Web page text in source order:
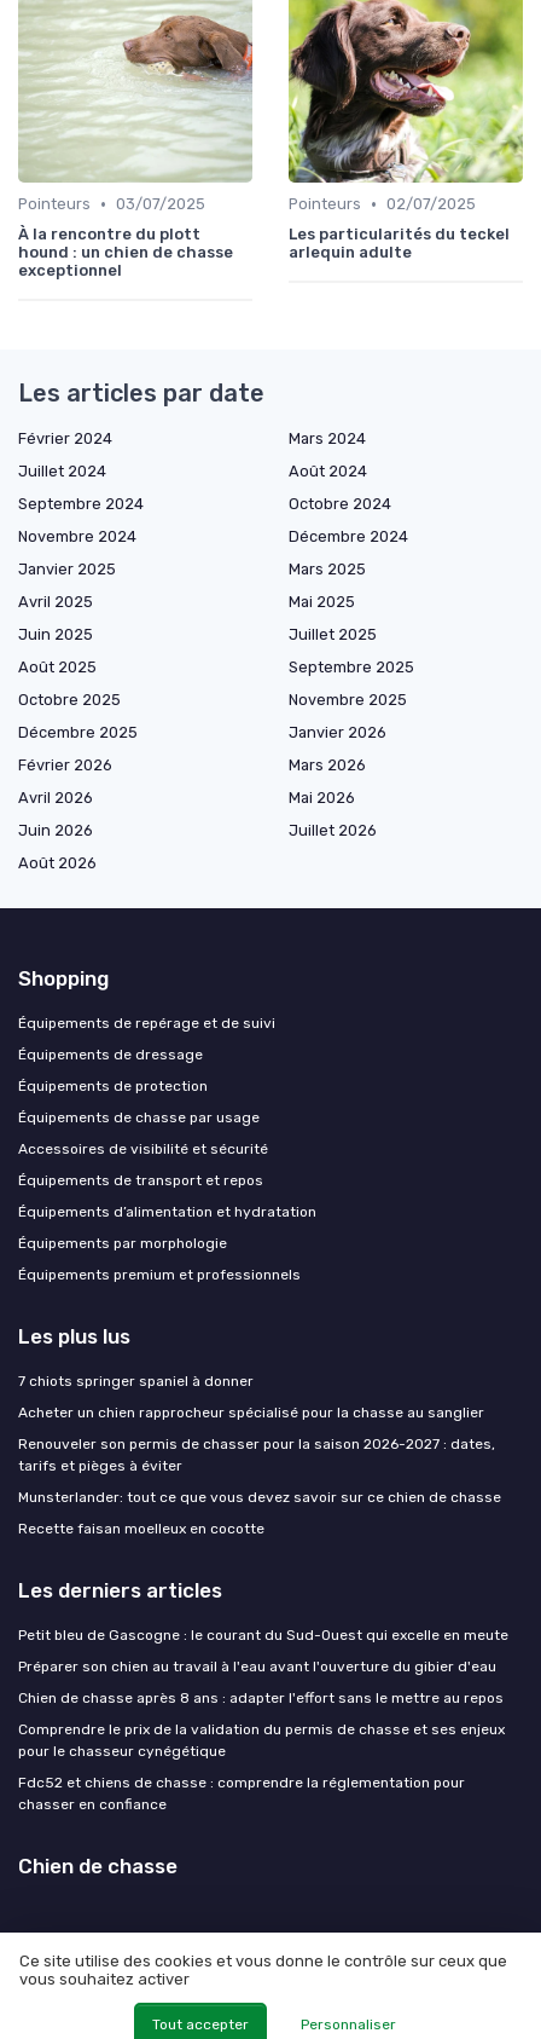
Pointeurs • 03/07/2025
À la rencontre du plott
hound : un chien de chasse
exceptionnel
Pointeurs • 02/07/2025
Les particularités du teckel
arlequin adulte
Les articles par date
Février 2024
Mars 2024
Juillet 2024
Août 2024
Septembre 2024
Octobre 2024
Novembre 2024
Décembre 2024
Janvier 2025
Mars 2025
Avril 2025
Mai 2025
Juin 2025
Juillet 2025
Août 2025
Septembre 2025
Octobre 2025
Novembre 2025
Décembre 2025
Janvier 2026
Février 2026
Mars 2026
Avril 2026
Mai 2026
Juin 2026
Juillet 2026
Août 2026
Shopping
Équipements de repérage et de suivi
Équipements de dressage
Équipements de protection
Équipements de chasse par usage
Accessoires de visibilité et sécurité
Équipements de transport et repos
Équipements d’alimentation et hydratation
Équipements par morphologie
Équipements premium et professionnels
Les plus lus
7 chiots springer spaniel à donner
Acheter un chien rapprocheur spécialisé pour la chasse au sanglier
Renouveler son permis de chasser pour la saison 2026-2027 : dates,
tarifs et pièges à éviter
Munsterlander: tout ce que vous devez savoir sur ce chien de chasse
Recette faisan moelleux en cocotte
Les derniers articles
Petit bleu de Gascogne : le courant du Sud-Ouest qui excelle en meute
Préparer son chien au travail à l'eau avant l'ouverture du gibier d'eau
Chien de chasse après 8 ans : adapter l'effort sans le mettre au repos
Comprendre le prix de la validation du permis de chasse et ses enjeux
pour le chasseur cynégétique
Fdc52 et chiens de chasse : comprendre la réglementation pour
chasser en confiance
Chien de chasse
Mentions légales
© Chien de chasse 2026
Ce site utilise des cookies et vous donne le contrôle sur ceux que
vous souhaitez activer
Tout accepter Personnaliser